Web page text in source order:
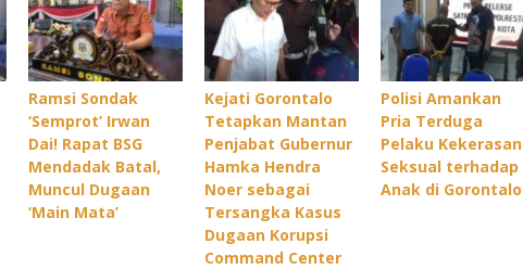
Ramsi Sondak
‘Semprot’ Irwan
Dai! Rapat BSG
Mendadak Batal,
Muncul Dugaan
‘Main Mata’
Kejati Gorontalo
Tetapkan Mantan
Penjabat Gubernur
Hamka Hendra
Noer sebagai
Tersangka Kasus
Dugaan Korupsi
Command Center
Polisi Amankan
Pria Terduga
Pelaku Kekerasan
Seksual terhadap
Anak di Gorontalo